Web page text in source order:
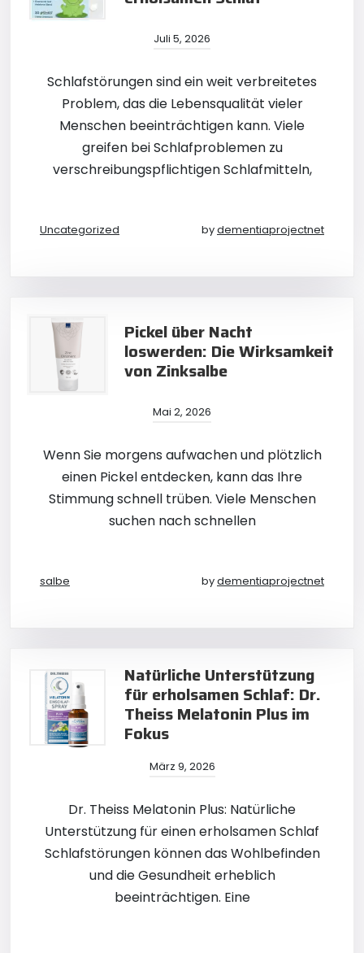
Juli 5, 2026
Schlafstörungen sind ein weit verbreitetes
Problem, das die Lebensqualität vieler
Menschen beeinträchtigen kann. Viele
greifen bei Schlafproblemen zu
verschreibungspflichtigen Schlafmitteln,
Uncategorized bydementiaprojectnet
Pickel über Nacht
loswerden: Die Wirksamkeit
von Zinksalbe
Mai 2, 2026
Wenn Sie morgens aufwachen und plötzlich
einen Pickel entdecken, kann das Ihre
Stimmung schnell trüben. Viele Menschen
suchen nach schnellen
salbe bydementiaprojectnet
Natürliche Unterstützung
für erholsamen Schlaf: Dr.
Theiss Melatonin Plus im
Fokus
März 9, 2026
Dr. Theiss Melatonin Plus: Natürliche
Unterstützung für einen erholsamen Schlaf
Schlafstörungen können das Wohlbefinden
und die Gesundheit erheblich
beeinträchtigen. Eine